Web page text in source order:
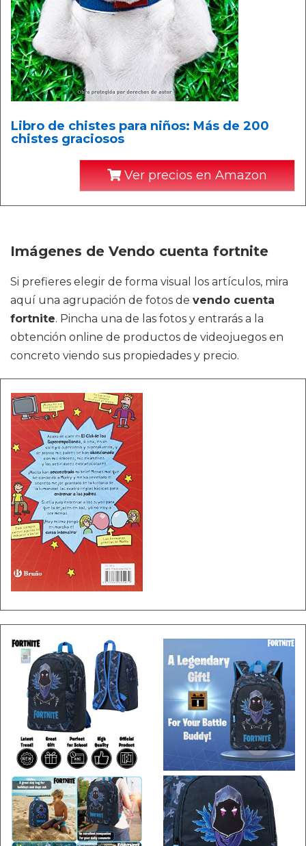
Libro de chistes para niños: Más de 200
chistes graciosos
Ver precios en Amazon
Imágenes de Vendo cuenta fortnite
Si prefieres elegir de forma visual los artículos, mira
aquí una agrupación de fotos de vendo cuenta
fortnite. Pincha una de las fotos y entrarás a la
obtención online de productos de videojuegos en
concreto viendo sus propiedades y precio.